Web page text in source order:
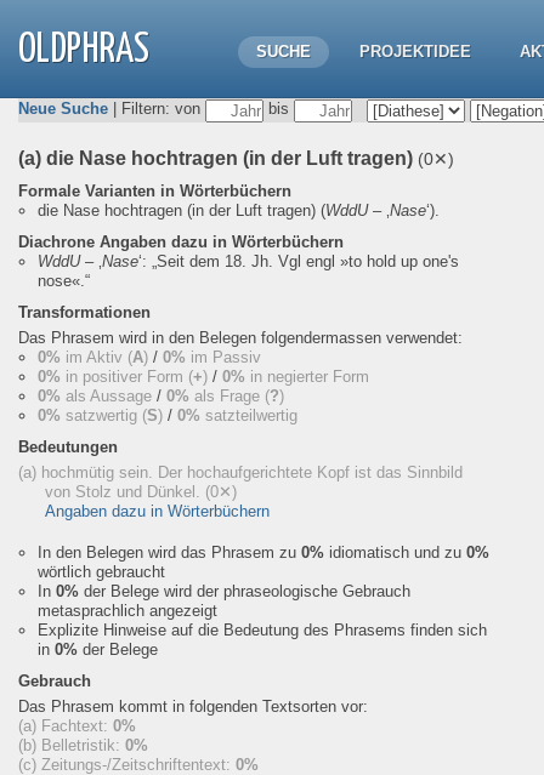
OLDPHRAS SUCHE PROJEKTIDEE
Neue Suche | Filtern: von bis
(a) die Nase hochtragen (in der Luft tragen) (0✕)
Formale Varianten in Wörterbüchern
die Nase hochtragen (in der Luft tragen) (WddU– ‚Nase‘).
Diachrone Angaben dazu in Wörterbüchern
WddU– ‚Nase‘: „Seit dem 18. Jh. Vgl engl »to hold up one's
nose«.“
Transformationen
Das Phrasem wird in den Belegen folgendermassen verwendet:
0% im Aktiv (A) / 0% im Passiv
0% in positiver Form (+) / 0% in negierter Form
0% als Aussage / 0% als Frage (?)
0% satzwertig (S) / 0% satzteilwertig
Bedeutungen
(a) hochmütig sein. Der hochaufgerichtete Kopf ist das Sinnbild
von Stolz und Dünkel. (0✕)
Angaben dazu in Wörterbüchern
In den Belegen wird das Phrasem zu 0% idiomatisch und zu 0%
wörtlich gebraucht
In 0% der Belege wird der phraseologische Gebrauch
metasprachlich angezeigt
Explizite Hinweise auf die Bedeutung des Phrasems finden sich
in 0% der Belege
Gebrauch
Das Phrasem kommt in folgenden Textsorten vor:
(a) Fachtext: 0%
(b) Belletristik: 0%
(c) Zeitungs-/Zeitschriftentext: 0%